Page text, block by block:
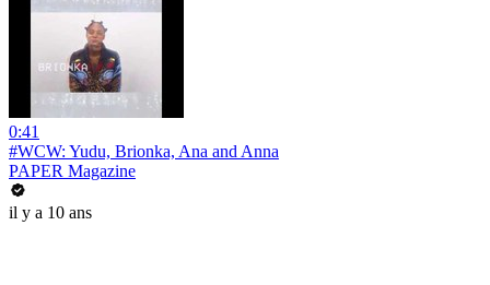
0:41
#WCW: Yudu, Brionka, Ana and Anna
PAPER Magazine
il y a 10 ans